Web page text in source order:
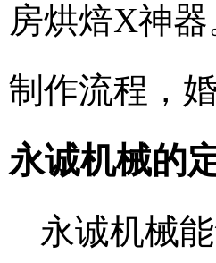
房烘焙X神
制作流程，
永诚机械的
永诚机械